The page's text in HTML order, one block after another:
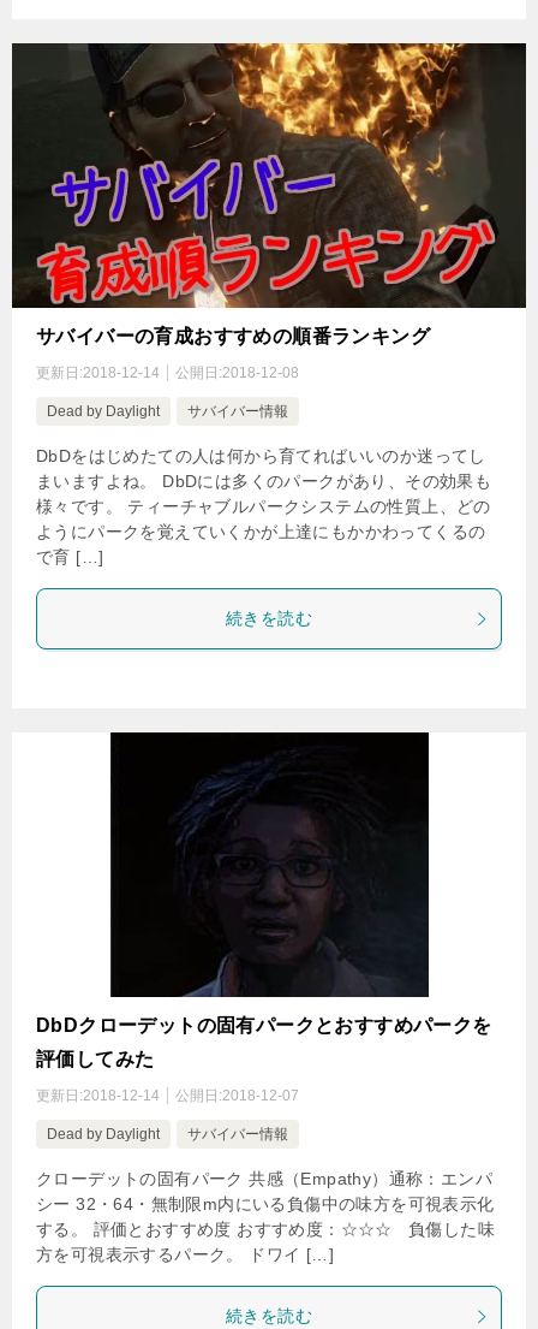
サバイバーの育成おすすめの順番ランキング
更新日:2018-12-14 公開日:2018-12-08
Dead by Daylight サバイバー情報
DbDをはじめたての人は何から育てればいいのか迷ってし
まいますよね。 DbDには多くのパークがあり、その効果も
様々です。 ティーチャブルパークシステムの性質上、どの
ようにパークを覚えていくかが上達にもかかわってくるの
で育 […]
続きを読む
DbDクローデットの固有パークとおすすめパークを
評価してみた
更新日:2018-12-14 公開日:2018-12-07
Dead by Daylight サバイバー情報
クローデットの固有パーク 共感（Empathy）通称：エンパ
シー 32・64・無制限m内にいる負傷中の味方を可視表示化
する。 評価とおすすめ度 おすすめ度：☆☆☆ 負傷した味
方を可視表示するパーク。 ドワイ […]
続きを読む